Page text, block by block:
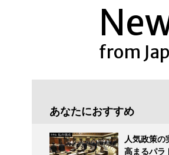
Français
from
あなたにおすすめ
人気政策
高まるパラ